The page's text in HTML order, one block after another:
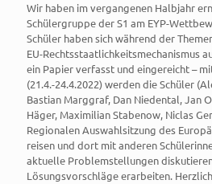
Wir haben im vergangenen Halbjahr
Schülergruppe der S1 am EYP-
Schüler haben sich während der
EU-Rechtsstaatlichkeitsmechanismus
ein Papier verfasst und eingereicht –
(21.4.-24.4.2022) werden die Schüler
Bastian Marggraf, Dan Niedental, Jan
Häger, Maximilian Stabenow, Niclas
Regionalen Auswahlsitzung des
reisen und dort mit anderen
aktuelle Problemstellungen
Lösungsvorschläge erarbeiten.